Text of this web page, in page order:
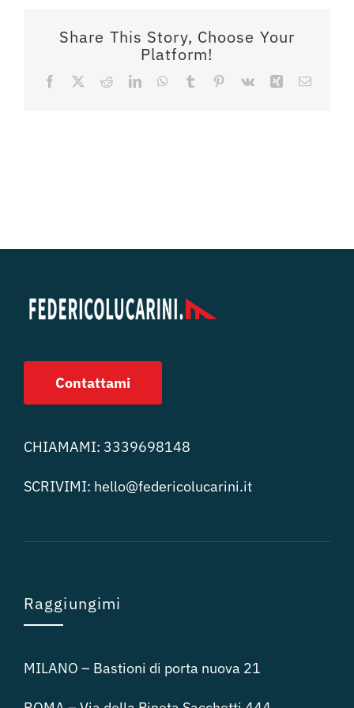
Share This Story, Choose Your
Platform!
Facebook RedditLinkedInWhatsApp
Tumblr Pinterest
Vk Xing Email
Contattami
CHIAMAMI: 3339698148
SCRIVIMI: hello@federicolucarini.it
Raggiungimi
MILANO – Bastioni di porta nuova 21